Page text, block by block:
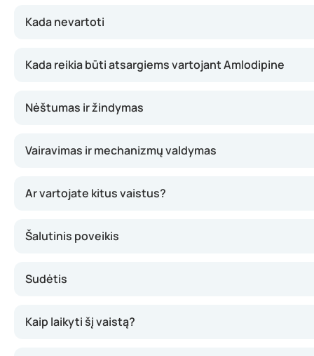
Kada nevartoti
Kada reikia būti atsargiems vartojant Amlodipine
Nėštumas ir žindymas
Vairavimas ir mechanizmų valdymas
Ar vartojate kitus vaistus?
Šalutinis poveikis
Sudėtis
Kaip laikyti šį vaistą?